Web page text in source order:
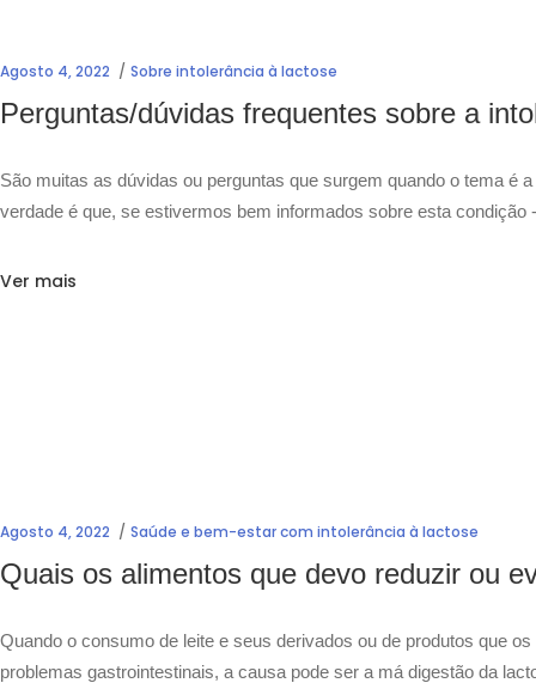
Agosto 4, 2022 Sobre intolerância à lactose
Perguntas/dúvidas frequentes sobre a
São muitas as dúvidas ou perguntas que surgem quando o tema é
verdade é que, se estivermos bem informados sobre esta condição
Ver mais
Agosto 4, 2022 Saúde e bem-estar com intolerância à lactose
Quais os alimentos que devo reduzir ou
Quando o consumo de leite e seus derivados ou de produtos que
problemas gastrointestinais, a causa pode ser a má digestão da